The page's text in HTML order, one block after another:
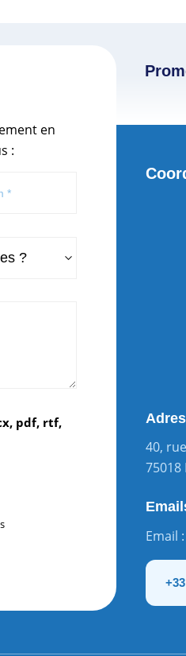
en
:
pdf, rtf,
40,
75018
Email :